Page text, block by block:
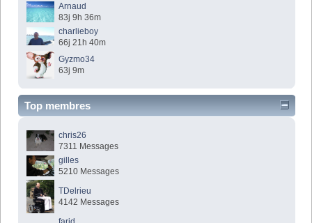
Arnaud
83j 9h 36m
charlieboy
66j 21h 40m
Gyzmo34
63j 9m
Top membres
chris26
7311 Messages
gilles
5210 Messages
TDelrieu
4142 Messages